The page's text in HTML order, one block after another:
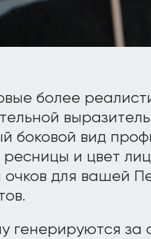
более
боковой вид
и цвет
для вашей
генерируются за